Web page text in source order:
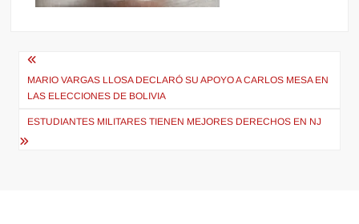
Navegación
de
entradas
MARIO VARGAS LLOSA DECLARÓ SU APOYO A CARLOS MESA EN
LAS ELECCIONES DE BOLIVIA
ESTUDIANTES MILITARES TIENEN MEJORES DERECHOS EN NJ